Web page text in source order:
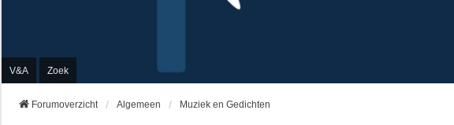
V&A Zoek
Forumoverzicht Algemeen Muziek en Gedichten